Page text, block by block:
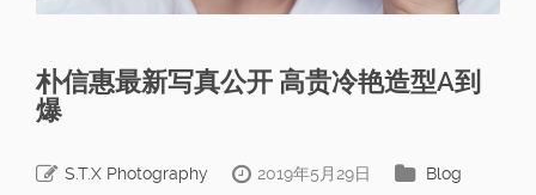
朴信惠最新写真公开 高贵冷艳造型A到
爆
S.T.X Photography 2019年5月29日 Blog